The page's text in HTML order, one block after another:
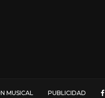
MUSICAL PUBLICIDAD